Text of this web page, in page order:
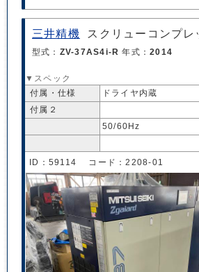
三井精機 スクリューコンプレ
型式： ZV-37AS4i-R 年式：2014
▼スペック
付属・仕様
ドライヤ内蔵
付属２
50/60Hz
ID：59114 コード：2208-01